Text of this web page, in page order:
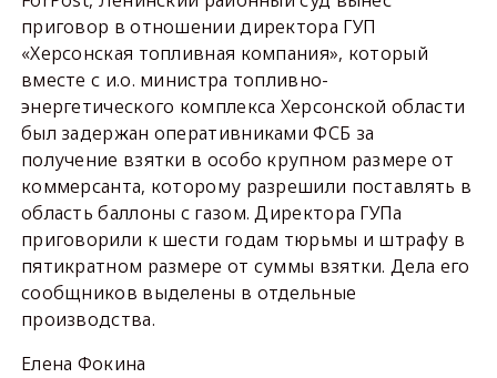
приговор в отношении директора ГУП
«Херсонская топливная компания», который
вместе с и.о. министра топливно-
энергетического комплекса Херсонской области
был задержан оперативниками ФСБ за
получение взятки в особо крупном размере от
коммерсанта, которому разрешили поставлять в
область баллоны с газом. Директора ГУПа
приговорили к шести годам тюрьмы и штрафу в
пятикратном размере от суммы взятки. Дела его
сообщников выделены в отдельные
производства.
Елена Фокина